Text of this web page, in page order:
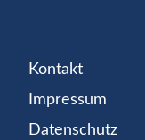
Kontakt
Impressum
Datenschutz